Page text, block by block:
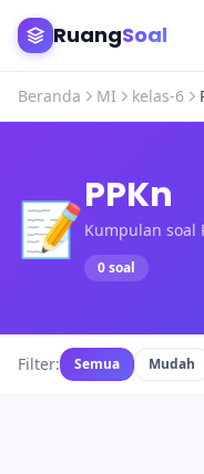
RuangSoal
Beranda MI kelas-6
📝PPKn
Kumpulan soal
0 soal
Filter: Semua Mudah